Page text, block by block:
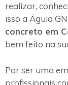
realizar,
isso a Águia
concreto em
bem feito na
Por ser uma
profissionais